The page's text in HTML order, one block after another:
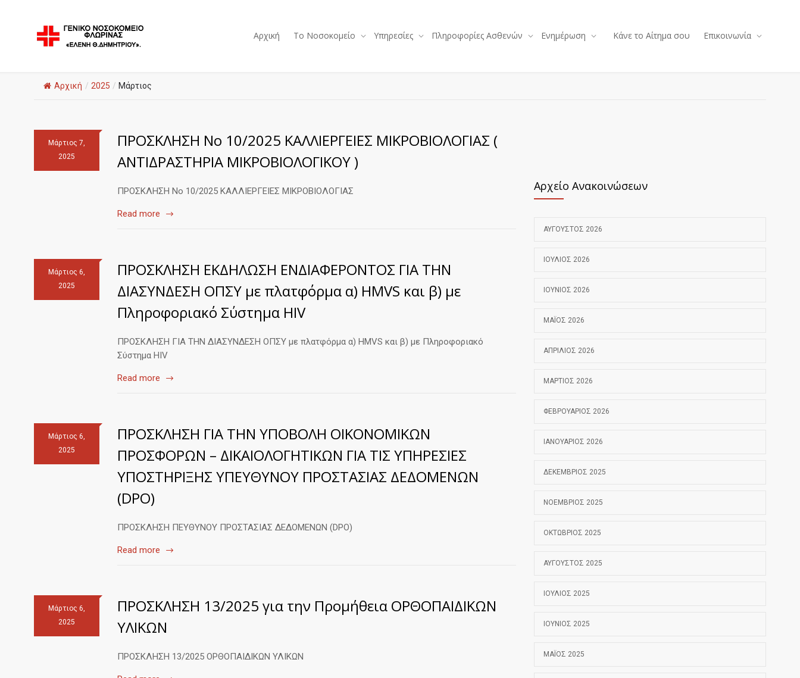
Αρχική Το Νοσοκομείο Υπηρεσίες Πληροφορίες Ασθενών Ενημέρωση Κάνε το Αίτημα σου Επικοινωνία
Αρχική / 2025 / Μάρτιος
Μάρτιος 7,
2025
ΠΡΟΣΚΛΗΣΗ Νο 10/2025 ΚΑΛΛΙΕΡΓΕΙΕΣ ΜΙΚΡΟΒΙΟΛΟΓΙΑΣ (
ΑΝΤΙΔΡΑΣΤΗΡΙΑ ΜΙΚΡΟΒΙΟΛΟΓΙΚΟΥ )
ΠΡΟΣΚΛΗΣΗ Νο 10/2025 ΚΑΛΛΙΕΡΓΕΙΕΣ ΜΙΚΡΟΒΙΟΛΟΓΙΑΣ
Read more
Μάρτιος 6,
2025
ΠΡΟΣΚΛΗΣΗ ΕΚΔΗΛΩΣΗ ΕΝΔΙΑΦΕΡΟΝΤΟΣ ΓΙΑ ΤΗΝ
ΔΙΑΣΥΝΔΕΣΗ ΟΠΣΥ με πλατφόρμα α) HMVS και β) με
Πληροφοριακό Σύστημα HIV
ΠΡΟΣΚΛΗΣΗ ΓΙΑ ΤΗΝ ΔΙΑΣΥΝΔΕΣΗ ΟΠΣΥ με πλατφόρμα α) HMVS και β) με Πληροφοριακό
Σύστημα HIV
Read more
Μάρτιος 6,
2025
ΠΡΟΣΚΛΗΣΗ ΓΙΑ ΤΗΝ ΥΠΟΒΟΛΗ ΟΙΚΟΝΟΜΙΚΩΝ
ΠΡΟΣΦΟΡΩΝ – ΔΙΚΑΙΟΛΟΓΗΤΙΚΩΝ ΓΙΑ ΤΙΣ ΥΠΗΡΕΣΙΕΣ
ΥΠΟΣΤΗΡΙΞΗΣ ΥΠΕΥΘΥΝΟΥ ΠΡΟΣΤΑΣΙΑΣ ΔΕΔΟΜΕΝΩΝ
(DPO)
ΠΡΟΣΚΛΗΣΗ ΠΕΥΘΥΝΟΥ ΠΡΟΣΤΑΣΙΑΣ ΔΕΔΟΜΕΝΩΝ (DPO)
Read more
Μάρτιος 6,
2025
ΠΡΟΣΚΛΗΣΗ 13/2025 για την Προμήθεια ΟΡΘΟΠΑΙΔΙΚΩΝ
ΥΛΙΚΩΝ
ΠΡΟΣΚΛΗΣΗ 13/2025 ΟΡΘΟΠΑΙΔΙΚΩΝ ΥΛΙΚΩΝ
Αρχείο Ανακοινώσεων
ΑΎΓΟΥΣΤΟΣ 2026
ΙΟΎΛΙΟΣ 2026
ΙΟΎΝΙΟΣ 2026
ΜΆΙΟΣ 2026
ΑΠΡΊΛΙΟΣ 2026
ΜΆΡΤΙΟΣ 2026
ΦΕΒΡΟΥΆΡΙΟΣ 2026
ΙΑΝΟΥΆΡΙΟΣ 2026
ΔΕΚΈΜΒΡΙΟΣ 2025
ΝΟΈΜΒΡΙΟΣ 2025
ΟΚΤΏΒΡΙΟΣ 2025
ΑΎΓΟΥΣΤΟΣ 2025
ΙΟΎΛΙΟΣ 2025
ΙΟΎΝΙΟΣ 2025
ΜΆΙΟΣ 2025